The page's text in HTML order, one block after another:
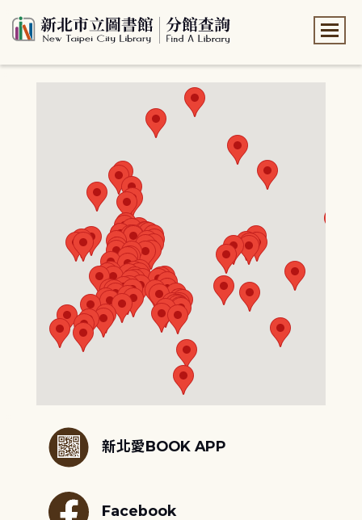
新北愛BOOK APP
Facebook